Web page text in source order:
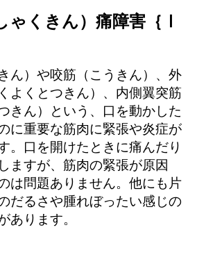
くきん）痛障害｛Ⅰ
ん）や咬筋（こうきん）、外
よくとつきん）、内側翼突筋
きん）という、口を動かした
に重要な筋肉に緊張や炎症が
。口を開けたときに痛んだり
ますが、筋肉の緊張が原因
は問題ありません。他にも片
だるさや腫れぼったい感じの
あります。